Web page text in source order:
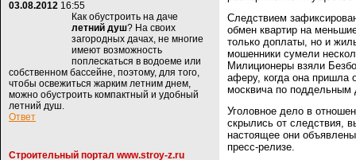
03.08.2012 16:55
Как обустроить на даче
летний душ? На своих
загородных дачах, не многие
имеют возможность
поплескаться в водоеме или
собственном бассейне, поэтому, для того,
чтобы освежиться жарким летним днем,
можно обустроить компактный и удобный
летний душ.
Ответ
Строительный портал www.stroy-z.ru
Следствием
обмен квартир на
только доплаты, но и
мошенники сумели
Милиционеры взяли
аферу, когда она пришла
москвича по поддельным
Уголовное дело в
скрылись от следствия,
настоящее они
пресс-релизе.